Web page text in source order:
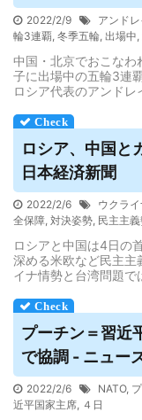
2022/2/9 アンドレ
輪3連覇, 冬季五輪, 出場中,
中国・北京でおこなわ
子に出場中の五輪3連
ロシア代表のアンドレ
ロシア、中国と
日本経済新聞
2022/2/6 ウクラ
全保障, 対決姿勢, 民主主
ロシアと中国は4日の
深める米欧など民主主
イナ情勢と台湾問題で
プーチン＝習近
で協調 - ニュー
2022/2/6 NATO,
近平国家主席, ４日